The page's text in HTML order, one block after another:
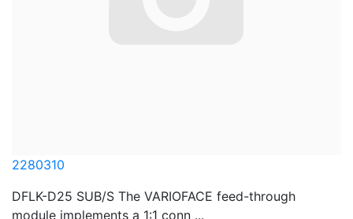
2280310
DFLK-D25 SUB/S The VARIOFACE feed-through
module implements a 1:1 conn ...